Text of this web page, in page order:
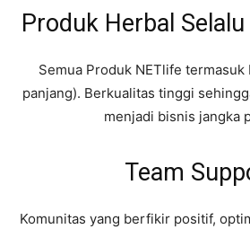
Produk Herbal
Semua Produk NETlife termasuk
panjang). Berkualitas tinggi
menjadi bisnis jangka
Team
Komunitas yang berfikir positif,